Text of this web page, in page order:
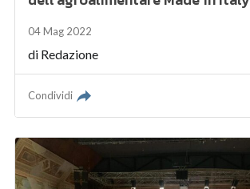
04 Mag 2022
di Redazione
Condividi